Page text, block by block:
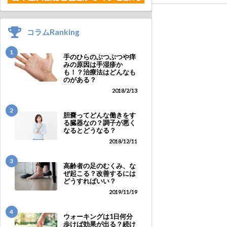
コラムRanking
1
手のひらのぶつぶつや痒
みの原因は手湿疹か
も！？治療法はどんなも
のがある？
2018/2/13
2
胆嚢ってどんな働きをす
る臓器なの？調子が悪く
なるとどうなる？
2018/12/11
3
高齢者の足のむくみ、な
ぜ起こる？改善するには
どうすればいい？
2019/11/19
4
ウォーキングは1日何分
歩けば効果が出る？続け